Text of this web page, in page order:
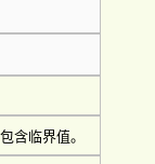
含临界值。